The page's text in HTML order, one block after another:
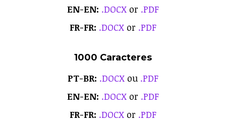
EN-EN: .DOCXor .PDF
FR-FR: .DOCXor .PDF
1000 Caracteres
PT-BR: .DOCXou .PDF
EN-EN: .DOCXor .PDF
FR-FR: .DOCXor .PDF